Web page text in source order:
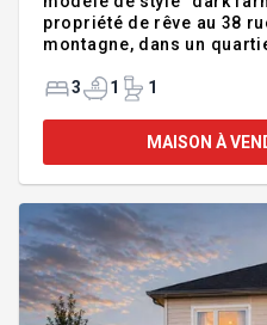
propriété de rêve au 38
montagne, dans un
retour de subventions
propriété neuve et
chance de personnaliser
jusqu'au dernier détail !
complète pour plus
:Bienvenue au
3 1 1
MAISON À